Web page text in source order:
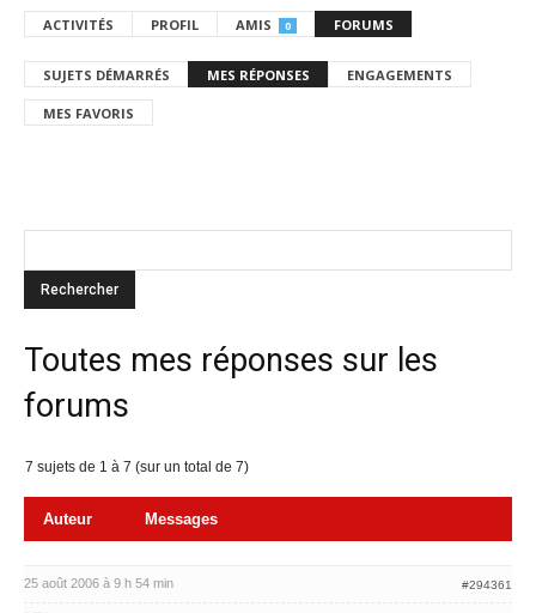
ACTIVITÉS PROFIL AMIS 0 FORUMS
SUJETS DÉMARRÉS MES RÉPONSES ENGAGEMENTS
MES FAVORIS
Toutes mes réponses sur les
forums
7 sujets de 1 à 7 (sur un total de 7)
Auteur Messages
25 août 2006 à 9 h 54 min #294361